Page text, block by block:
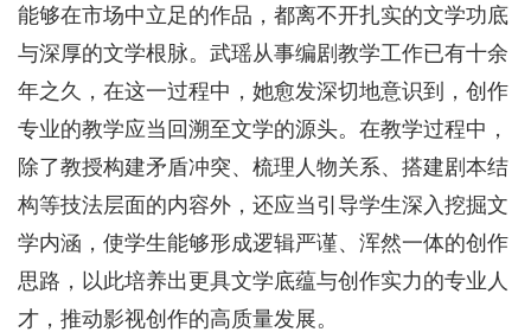
能够在市场中立足的作品，都离不开扎实的文学功底
与深厚的文学根脉。武瑶从事编剧教学工作已有十余
年之久，在这一过程中，她愈发深切地意识到，创作
专业的教学应当回溯至文学的源头。在教学过程中，
除了教授构建矛盾冲突、梳理人物关系、搭建剧本结
构等技法层面的内容外，还应当引导学生深入挖掘文
学内涵，使学生能够形成逻辑严谨、浑然一体的创作
思路，以此培养出更具文学底蕴与创作实力的专业人
才，推动影视创作的高质量发展。